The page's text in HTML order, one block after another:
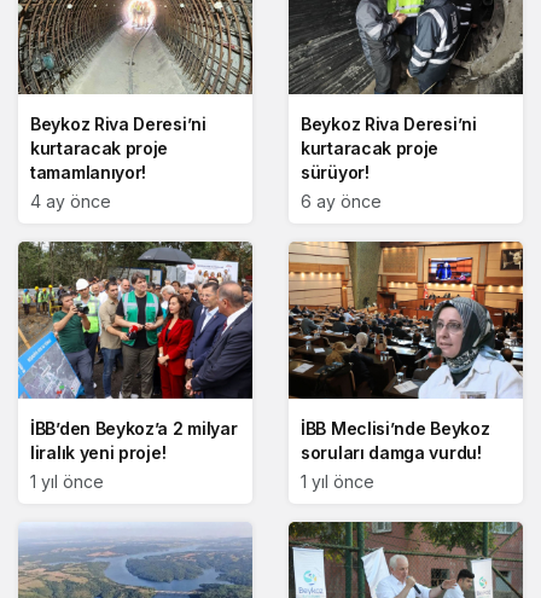
Beykoz Riva Deresi’ni
kurtaracak proje
tamamlanıyor!
4 ay önce
Beykoz Riva Deresi’ni
kurtaracak proje
sürüyor!
6 ay önce
İBB’den Beykoz’a 2 milyar
liralık yeni proje!
1 yıl önce
İBB Meclisi’nde Beykoz
soruları damga vurdu!
1 yıl önce